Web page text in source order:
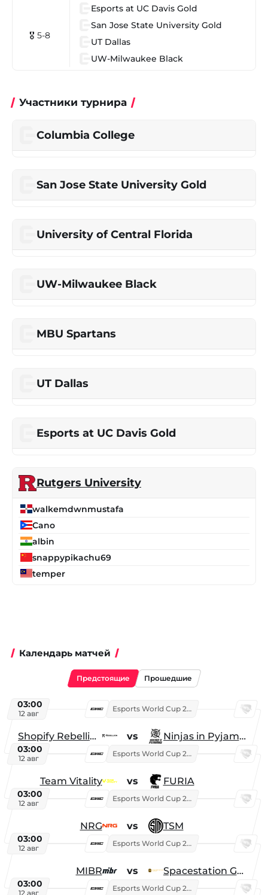
🎖 5-8
Esports at UC Davis Gold
San Jose State University Gold
UT Dallas
UW-Milwaukee Black
Участники турнира
Columbia College
San Jose State University Gold
University of Central Florida
UW-Milwaukee Black
MBU Spartans
UT Dallas
Esports at UC Davis Gold
Rutgers University
walkemdwnmustafa
Cano
albin
snappypikachu69
temper
Календарь матчей
Предстоящие Прошедшие
03:00
12 авг
Esports World Cup 2026
Shopify Rebellion vs Ninjas in Pyjamas
03:00
12 авг
Esports World Cup 2026
Team Vitality vs FURIA
03:00
12 авг
Esports World Cup 2026
NRG vs TSM
03:00
12 авг
Esports World Cup 2026
MIBR vs Spacestation Gaming
03:00
12 авг
Esports World Cup 2026